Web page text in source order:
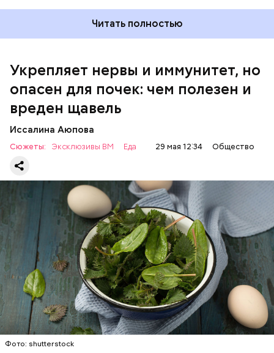
Читать полностью
Укрепляет нервы и иммунитет, но
опасен для почек: чем полезен и
вреден щавель
Иссалина Аюпова
Сюжеты: Эксклюзивы ВМ Еда 29 мая 12:34 Общество
Фото: shutterstock
Опасность же щавеля состоит в том, что он
содержит большое количество щавелевой кислоты,
которая может способствовать образованию
— Если человек уже болеет мочекаменной
болезнью, щавель ему не рекомендуется. При
артрите, гастрите, холецистите, синдроме
раздраженного кишечника, язвах и панкреатите
продукт тоже лучше исключить из рациона, —
предупредила врач. — Он может привести к
повышению кислотности желудка и раздражать
слизистые оболочки.